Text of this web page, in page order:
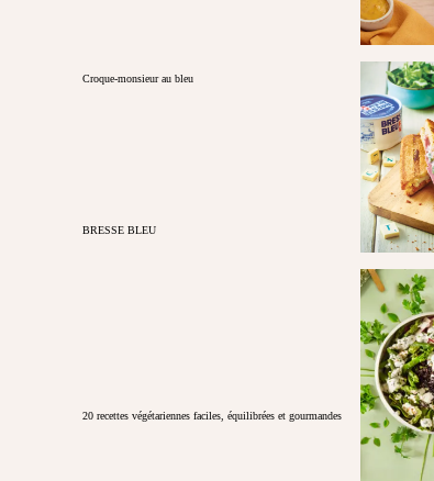
Croque-monsieur au bleu
BRESSE BLEU
20 recettes végétariennes faciles, équilibrées et gourmandes